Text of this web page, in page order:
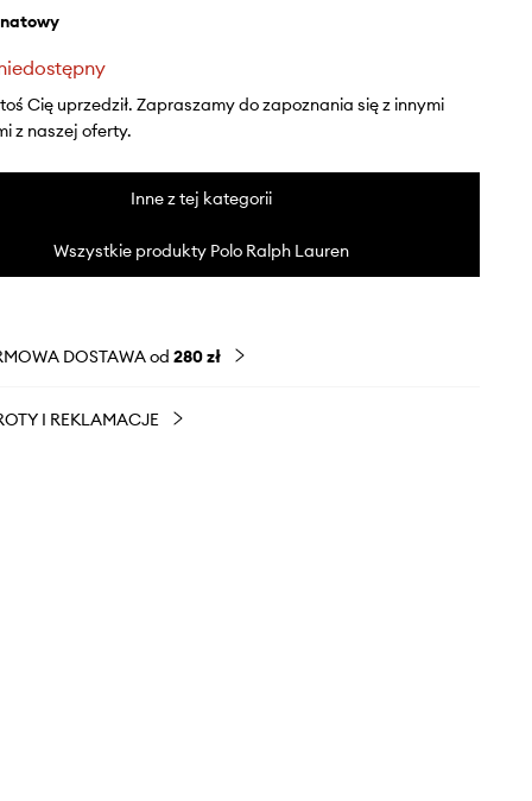
Cię uprzedził. Zapraszamy do zapoznania się z innymi
z naszej oferty.
Inne z tej kategorii
Wszystkie produkty Polo Ralph Lauren
DOSTAWA od 280 zł
I REKLAMACJE